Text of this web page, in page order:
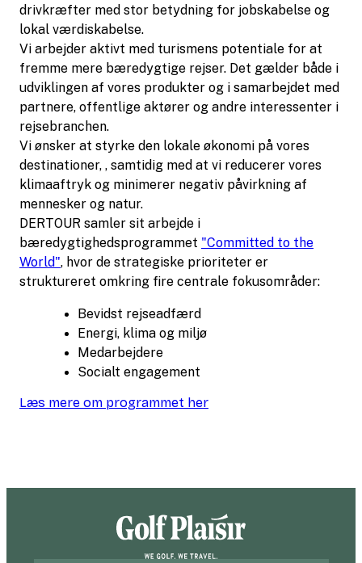
drivkræfter med stor betydning for jobskabelse og
lokal værdiskabelse.
Vi arbejder aktivt med turismens potentiale for at
fremme mere bæredygtige rejser. Det gælder både i
udviklingen af vores produkter og i samarbejdet med
partnere, offentlige aktører og andre interessenter i
rejsebranchen.
Vi ønsker at styrke den lokale økonomi på vores
destinationer, , samtidig med at vi reducerer vores
klimaaftryk og minimerer negativ påvirkning af
mennesker og natur.
DERTOUR samler sit arbejde i
bæredygtighedsprogrammet "Committed to the
World", hvor de strategiske prioriteter er
struktureret omkring fire centrale fokusområder:
Bevidst rejseadfærd
Energi, klima og miljø
Medarbejdere
Socialt engagement
Læs mere om programmet her